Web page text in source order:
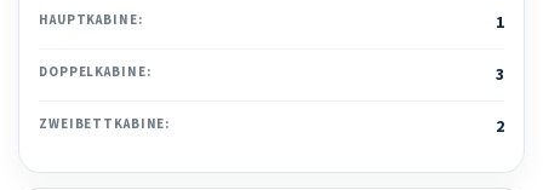
HAUPTKABINE: 1
DOPPELKABINE: 3
ZWEIBETTKABINE: 2